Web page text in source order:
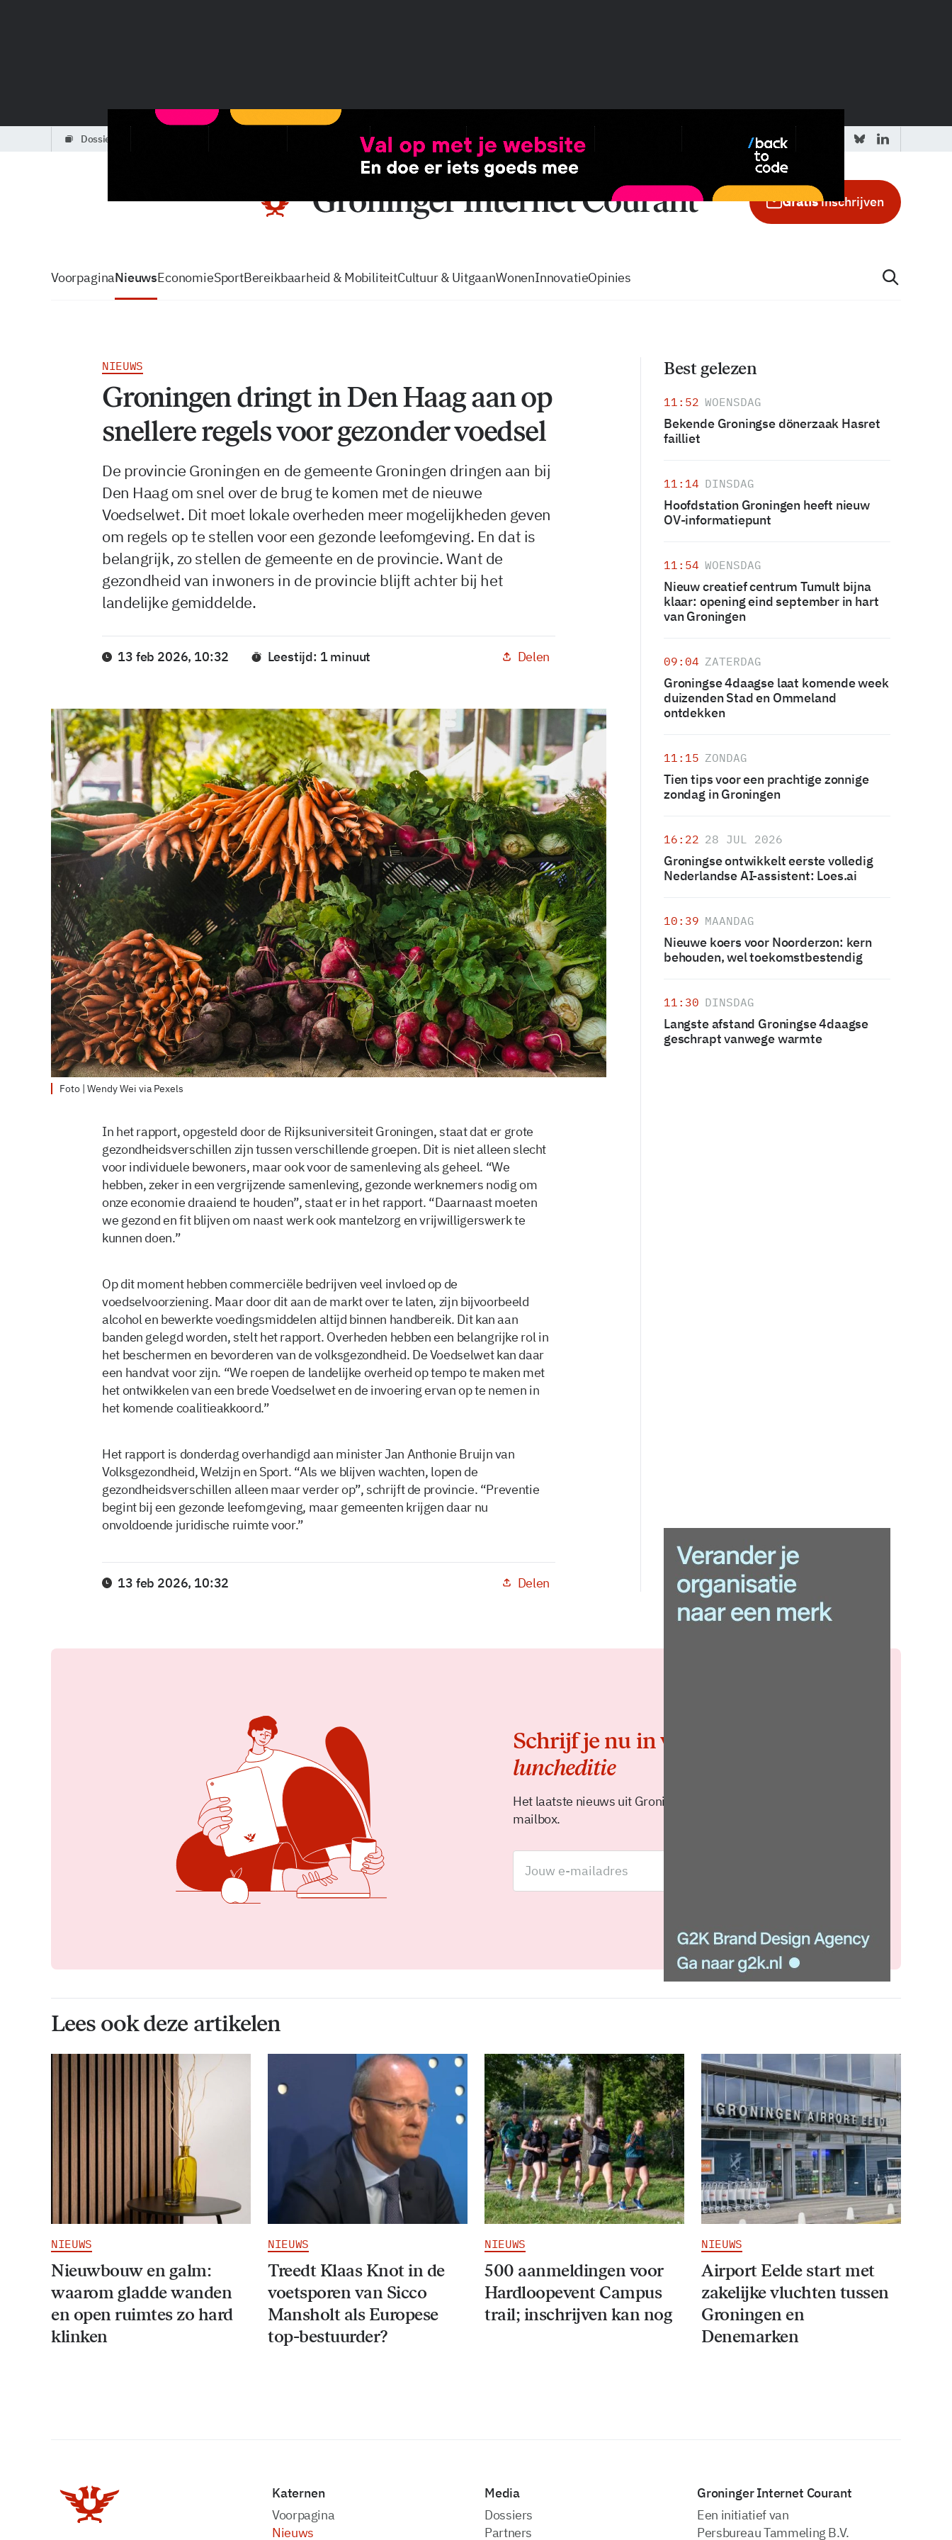
dossiers zo volg je de GIC Adverteren in de GIC
Gratisinschrijven
VoorpaginaNieuwsEconomieSportBereikbaarheid & MobiliteitCultuur & UitgaanWonenInnovatieOpinies
NIEUWS
Groningen dringt in Den Haag aan op
snellere regels voor gezonder voedsel
De provincie Groningen en de gemeente Groningen dringen aan bij
Den Haag om snel over de brug te komen met de nieuwe
Voedselwet. Dit moet lokale overheden meer mogelijkheden geven
om regels op te stellen voor een gezonde leefomgeving. En dat is
belangrijk, zo stellen de gemeente en de provincie. Want de
gezondheid van inwoners in de provincie blijft achter bij het
landelijke gemiddelde.
13 feb 2026, 10:32 Leestijd: 1 minuut Delen
Foto | Wendy Wei via Pexels
In het rapport, opgesteld door de Rijksuniversiteit Groningen, staat dat er grote
gezondheidsverschillen zijn tussen verschillende groepen. Dit is niet alleen slecht
voor individuele bewoners, maar ook voor de samenleving als geheel. “We
hebben, zeker in een vergrijzende samenleving, gezonde werknemers nodig om
onze economie draaiend te houden”, staat er in het rapport. “Daarnaast moeten
we gezond en fit blijven om naast werk ook mantelzorg en vrijwilligerswerk te
kunnen doen.”
Op dit moment hebben commerciële bedrijven veel invloed op de
voedselvoorziening. Maar door dit aan de markt over te laten, zijn bijvoorbeeld
alcohol en bewerkte voedingsmiddelen altijd binnen handbereik. Dit kan aan
banden gelegd worden, stelt het rapport. Overheden hebben een belangrijke rol in
het beschermen en bevorderen van de volksgezondheid. De Voedselwet kan daar
een handvat voor zijn. “We roepen de landelijke overheid op tempo te maken met
het ontwikkelen van een brede Voedselwet en de invoering ervan op te nemen in
het komende coalitieakkoord.”
Het rapport is donderdag overhandigd aan minister Jan Anthonie Bruijn van
Volksgezondheid, Welzijn en Sport. “Als we blijven wachten, lopen de
gezondheidsverschillen alleen maar verder op”, schrijft de provincie. “Preventie
begint bij een gezonde leefomgeving, maar gemeenten krijgen daar nu
onvoldoende juridische ruimte voor.”
13 feb 2026, 10:32 Delen
Best gelezen
11:52 WOENSDAG
Bekende Groningse dönerzaak Hasret
failliet
11:14 DINSDAG
Hoofdstation Groningen heeft nieuw
OV-informatiepunt
11:54 WOENSDAG
Nieuw creatief centrum Tumult bijna
klaar: opening eind september in hart
van Groningen
09:04 ZATERDAG
Groningse 4daagse laat komende week
duizenden Stad en Ommeland
ontdekken
11:15 ZONDAG
Tien tips voor een prachtige zonnige
zondag in Groningen
16:22 28 JUL 2026
Groningse ontwikkelt eerste volledig
Nederlandse AI-assistent: Loes.ai
10:39 MAANDAG
Nieuwe koers voor Noorderzon: kern
behouden, wel toekomstbestendig
11:30 DINSDAG
Langste afstand Groningse 4daagse
geschrapt vanwege warmte
Schrijf je nu in voor de
luncheditie
Het laatste nieuws uit Groningen elke middag in je
mailbox.
Lees ook deze artikelen
NIEUWS
Nieuwbouw en galm:
waarom gladde wanden
en open ruimtes zo hard
klinken
NIEUWS
Treedt Klaas Knot in de
voetsporen van Sicco
Mansholt als Europese
top-bestuurder?
NIEUWS
500 aanmeldingen voor
Hardloopevent Campus
trail; inschrijven kan nog
NIEUWS
Airport Eelde start met
zakelijke vluchten tussen
Groningen en
Denemarken
Katernen
Voorpagina
Nieuws
Media
dossiers
partners
Groninger Internet Courant
Een initiatief van
Persbureau Tammeling B.V.